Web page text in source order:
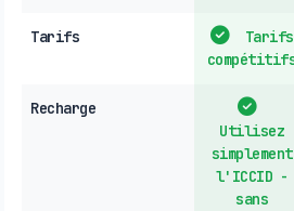
Tarifs
Tarifs
Recharge
Utilisez
simplement
l'ICCID -
sans